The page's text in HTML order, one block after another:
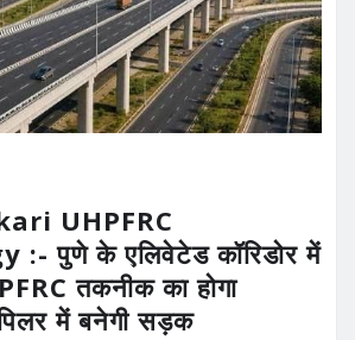
UHPFRC
पुणे के एलिवेटेड कॉरिडोर में
तकनीक का होगा
में बनेगी सड़क